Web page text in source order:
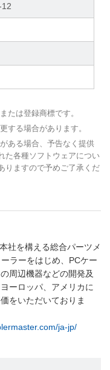
たは登録商標です。
する場合があります。
ある場合、予告なく提供
た各種ソフトウェアについ
りますので予めご了承くだ
社を構える総合パーツメ
ラーをはじめ、PCケー
周辺機器などの開発及
ーロッパ、アメリカに
をいただいておりま
ja-jp/